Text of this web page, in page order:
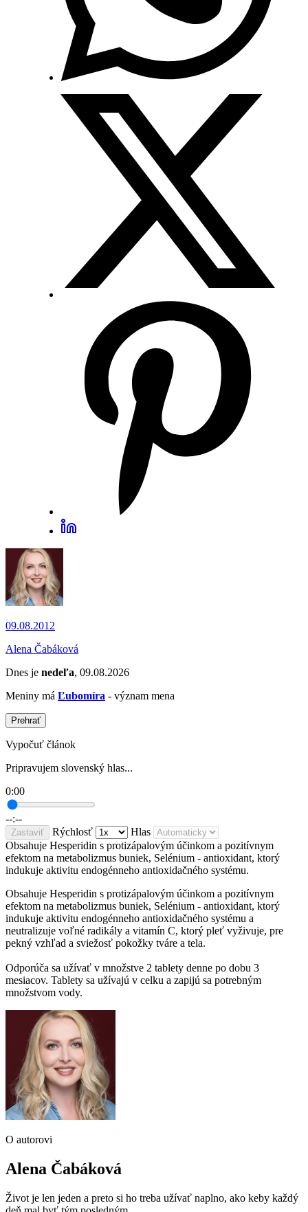
09.08.2012
Alena Čabáková
Dnes je nedeľa, 09.08.2026
Meniny má Ľubomíra - význam mena
Prehrať
Vypočuť článok
Pripravujem slovenský hlas...
0:00
--:--
Zastaviť Rýchlosť
Hlas
Obsahuje Hesperidin s protizápalovým účinkom a pozitívnym
efektom na metabolizmus buniek, Selénium - antioxidant, ktorý
indukuje aktivitu endogénneho antioxidačného systému.
Obsahuje Hesperidin s protizápalovým účinkom a pozitívnym
efektom na metabolizmus buniek, Selénium - antioxidant, ktorý
indukuje aktivitu endogénneho antioxidačného systému a
neutralizuje voľné radikály a vitamín C, ktorý pleť vyživuje, pre
pekný vzhľad a sviežosť pokožky tváre a tela.
Odporúča sa užívať v množstve 2 tablety denne po dobu 3
mesiacov. Tablety sa užívajú v celku a zapijú sa potrebným
množstvom vody.
O autorovi
Alena Čabáková
Život je len jeden a preto si ho treba užívať naplno, ako keby každý